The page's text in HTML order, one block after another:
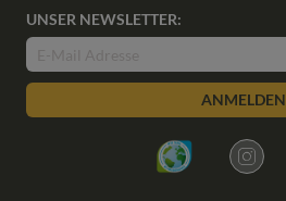
UNSER NEWSLETTER:
ANMELDEN